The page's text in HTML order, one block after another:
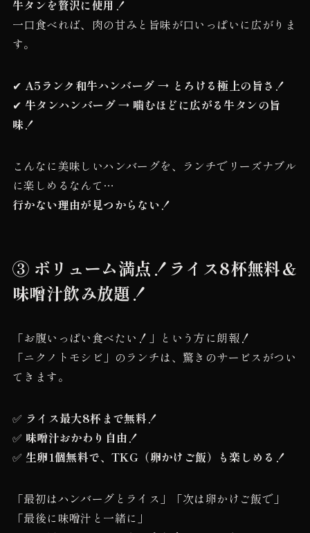
牛タンを贅沢に使用！
一口食べれば、肉の甘みと旨味が口いっぱいに広がりま
す。
✔ A5ランク和牛ハンバーグ → とろける極上の旨さ！
✔ 牛タンハンバーグ → 噛むほどに広がる牛タンの旨
味！
こんなに美味しいハンバーグを、ランチでリーズナブル
に楽しめるなんて…
行かない理由が見つからない！
③ ボリューム満点！ライス8杯無料＆
味噌汁飲み放題！
「お腹いっぱい食べたい！」という方に朗報！
「ニクノトモシビ」のランチは、驚きのサービスがつい
てきます。
✅ ライス最大8杯まで無料！
✅ 味噌汁おかわり自由！
✅ 生卵1個無料で、TKG（卵かけご飯）も楽しめる！
「最初はハンバーグとライス」「次は卵かけご飯で」
「最後に味噌汁と一緒に」